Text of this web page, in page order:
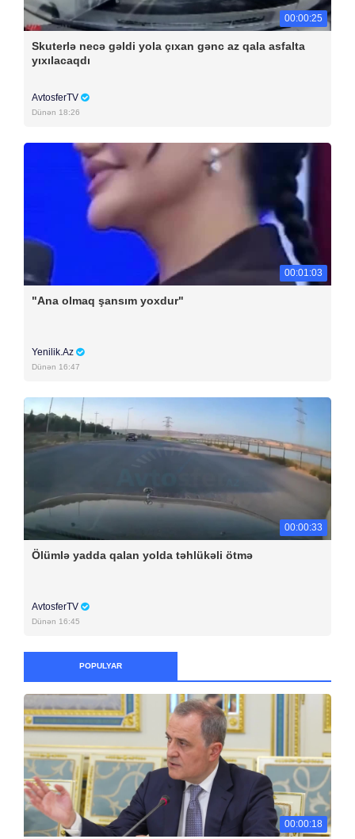
00:00:25
Skuterlə necə gəldi yola çıxan gənc az qala asfalta
yıxılacaqdı
AvtosferTV
Dünən 18:26
00:01:03
"Ana olmaq şansım yoxdur"
Yenilik.Az
Dünən 16:47
00:00:33
Ölümlə yadda qalan yolda təhlükəli ötmə
AvtosferTV
Dünən 16:45
POPULYAR
00:00:18